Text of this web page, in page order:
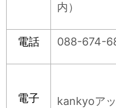
内）
電話 088-674-
電子
kankyoア